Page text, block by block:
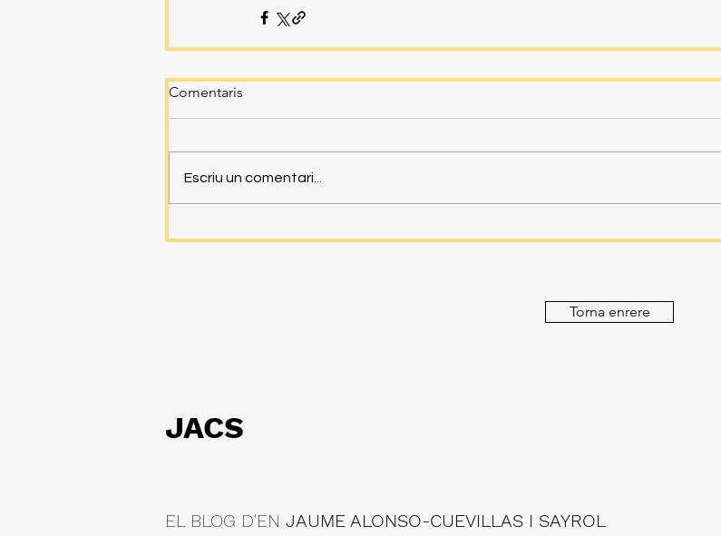
Comentaris
Escriu un comentari...
Torna enrere
JACS
EL BLOG D'EN JAUME ALONSO-CUEVILLAS I SAYROL